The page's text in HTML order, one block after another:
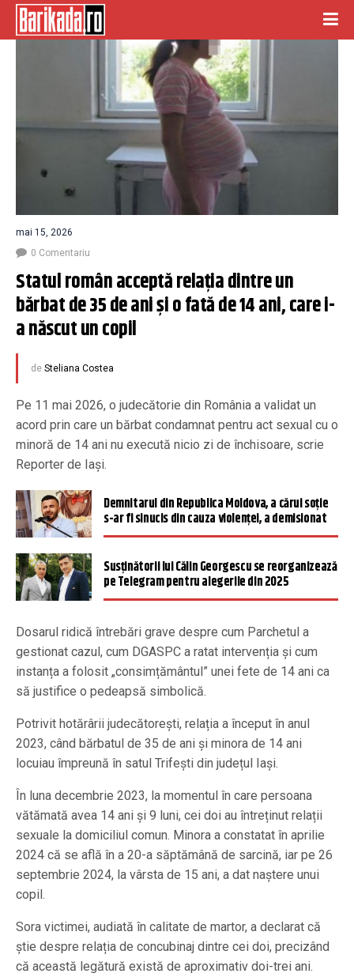
mai 15, 2026
0 Comentariu
Statul român acceptă relația dintre un
bărbat de 35 de ani și o fată de 14 ani, care i-
a născut un copil
de Steliana Costea
Pe 11 mai 2026, o judecătorie din România a validat un
acord prin care un bărbat condamnat pentru act sexual cu o
minoră de 14 ani nu execută nicio zi de închisoare, scrie
Reporter de Iași.
Demnitarul din Republica Moldova, a cărui soție
s-ar fi sinucis din cauza violenței, a demisionat
Susținătorii lui Călin Georgescu se reorganizează
pe Telegram pentru alegerile din 2025
Dosarul ridică întrebări grave despre cum Parchetul a
gestionat cazul, cum DGASPC a ratat intervenția și cum
instanța a folosit „consimțământul” unei fete de 14 ani ca
să justifice o pedeapsă simbolică.
Potrivit hotărârii judecătorești, relația a început în anul
2023, când bărbatul de 35 de ani și minora de 14 ani
locuiau împreună în satul Trifești din județul Iași.
În luna decembrie 2023, la momentul în care persoana
vătămată avea 14 ani și 9 luni, cei doi au întreținut relații
sexuale la domiciliul comun. Minora a constatat în aprilie
2024 că se află în a 20-a săptămână de sarcină, iar pe 26
septembrie 2024, la vârsta de 15 ani, a dat naștere unui
copil.
Sora victimei, audiată în calitate de martor, a declarat că
știe despre relația de concubinaj dintre cei doi, precizând
că această legătură există de aproximativ doi-trei ani.